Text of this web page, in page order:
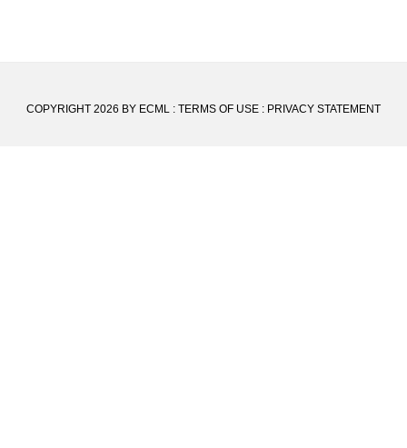
COPYRIGHT 2026 BY ECML : TERMS OF USE : PRIVACY STATEMENT